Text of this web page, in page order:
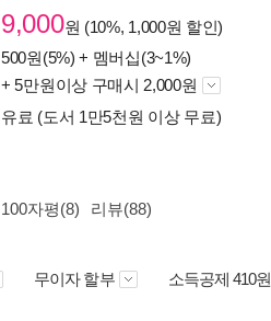
9,000원 (10%, 1,000원 할인)
500원(5%) + 멤버십(3~1%)
+ 5만원이상 구매시 2,000원
유료 (도서 1만5천원 이상 무료)
100자평(8) 리뷰(88)
무이자 할부 소득공제 410원